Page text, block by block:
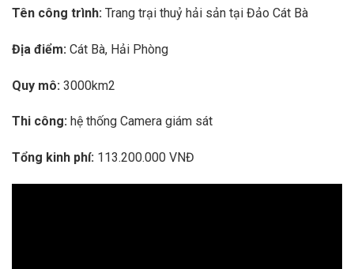
Tên công trình: Trang trại thuỷ hải sản tại Đảo Cát Bà
Địa điểm: Cát Bà, Hải Phòng
Quy mô: 3000km2
Thi công: hệ thống Camera giám sát
Tổng kinh phí: 113.200.000 VNĐ